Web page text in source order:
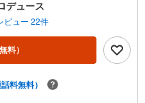
報も多数ございますので、お
住宅ローン
イナンシャル専門スタッフによ
【ファイナンシャルプラン提
ン残高】【住宅購入者だけが
デュース
ビュー 22件
料）
話料無料）